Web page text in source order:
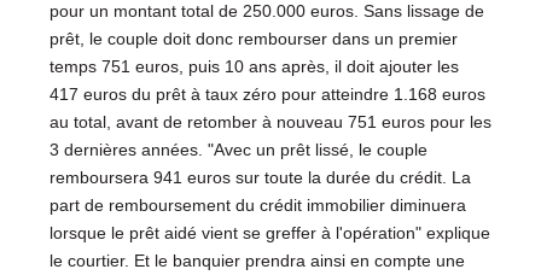
pour un montant total de 250.000 euros. Sans lissage de
prêt, le couple doit donc rembourser dans un premier
temps 751 euros, puis 10 ans après, il doit ajouter les
417 euros du prêt à taux zéro pour atteindre 1.168 euros
au total, avant de retomber à nouveau 751 euros pour les
3 dernières années. "Avec un prêt lissé, le couple
remboursera 941 euros sur toute la durée du crédit. La
part de remboursement du crédit immobilier diminuera
lorsque le prêt aidé vient se greffer à l'opération" explique
le courtier. Et le banquier prendra ainsi en compte une